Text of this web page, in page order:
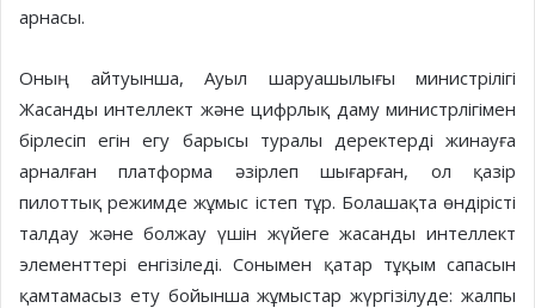
арнасы.
Оның айтуынша, Ауыл шаруашылығы министрілігі
Жасанды интеллект және цифрлық даму министрлігімен
бірлесіп егін егу барысы туралы деректерді жинауға
арналған платформа әзірлеп шығарған, ол қазір
пилоттық режимде жұмыс істеп тұр. Болашақта өндірісті
талдау және болжау үшін жүйеге жасанды интеллект
элементтері енгізіледі. Сонымен қатар тұқым сапасын
қамтамасыз ету бойынша жұмыстар жүргізілуде: жалпы